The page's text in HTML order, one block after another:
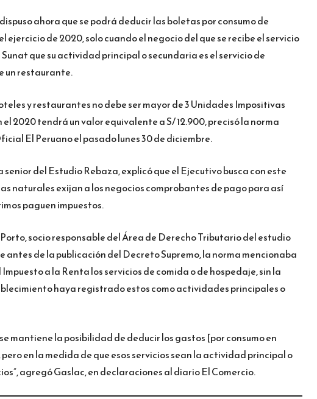
ahora que se podrá deducir las boletas por consumo de
ejercicio de 2020, solo cuando el negocio del que se recibe el servicio
que su actividad principal o secundaria es el servicio de
un restaurante.
y restaurantes no debe ser mayor de 3 Unidades Impositivas
2020 tendrá un valor equivalente a S/ 12.900, precisó la norma
El Peruano el pasado lunes 30 de diciembre.
del Estudio Rebaza, explicó que el Ejecutivo busca con este
naturales exijan a los negocios comprobantes de pago para así
paguen impuestos.
Porto, socio responsable del Área de Derecho Tributario del estudio
antes de la publicación del Decreto Supremo, la norma mencionaba
a la Renta los servicios de comida o de hospedaje, sin la
haya registrado estos como actividades principales o
mantiene la posibilidad de deducir los gastos [por consumo en
en la medida de que esos servicios sean la actividad principal o
agregó Gaslac, en declaraciones al diario El Comercio.